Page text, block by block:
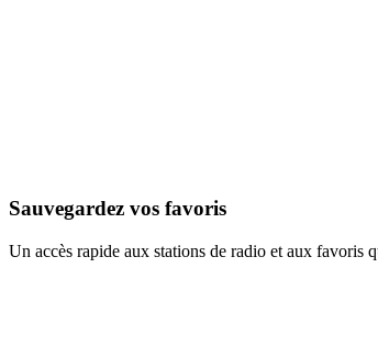
Sauvegardez vos favoris
Un accès rapide aux stations de radio et aux favoris